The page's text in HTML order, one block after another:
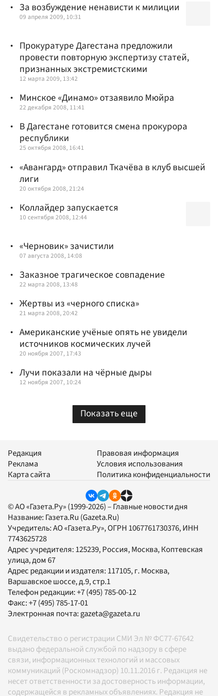
За возбуждение ненависти к милиции
09 апреля 2009, 10:31
Прокуратуре Дагестана предложили
провести повторную экспертизу статей,
признанных экстремистскими
12 марта 2009, 13:42
Минское «Динамо» отзаявило Мюйра
22 декабря 2008, 11:41
В Дагестане готовится смена прокурора
республики
25 октября 2008, 16:41
«Авангард» отправил Ткачёва в клуб высшей
лиги
20 октября 2008, 21:24
Коллайдер запускается
10 сентября 2008, 12:44
«Черновик» зачистили
07 августа 2008, 14:08
Заказное трагическое совпадение
22 марта 2008, 13:48
Жертвы из «черного списка»
21 марта 2008, 20:42
Американские учёные опять не увидели
источников космических лучей
20 ноября 2007, 17:43
Лучи показали на чёрные дыры
12 ноября 2007, 10:24
Показать еще
Редакция
Реклама
Карта сайта
Правовая информация
Условия использования
Политика конфиденциальности
© АО «Газета.Ру» (1999-2026) – Главные новости дня
Название: Газета.Ru (Gazeta.Ru)
Учредитель:АО «Газета.Ру», ОГРН 1067761730376, ИНН
7743625728
Адрес учредителя: 125239, Россия, Москва, Коптевская
улица, дом 67
Адрес редакции и издателя: 117105, г. Москва,
Варшавское шоссе, д.9, стр.1
Телефон редакции:+7 (495) 785-00-12
Факс:+7 (495) 785-17-01
Электронная почта:gazeta@gazeta.ru
Свидетельство о регистрации СМИ Эл № ФС77-67642
выдано федеральной службой по надзору в сфере
связи, информационных технологий и массовых
коммуникаций (Роскомнадзор) 10.11.2016 г. Редакция не
несет ответственности за достоверность информации,
содержащейся в рекламных объявлениях. Редакция не